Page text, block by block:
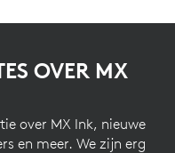
OVER MX
over MX Ink, nieuwe
en meer. We zijn erg